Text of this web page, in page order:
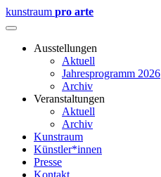
kunstraum pro arte
Ausstellungen
Aktuell
Jahresprogramm 2026
Archiv
Veranstaltungen
Aktuell
Archiv
Kunstraum
Künstler*innen
Presse
Kontakt